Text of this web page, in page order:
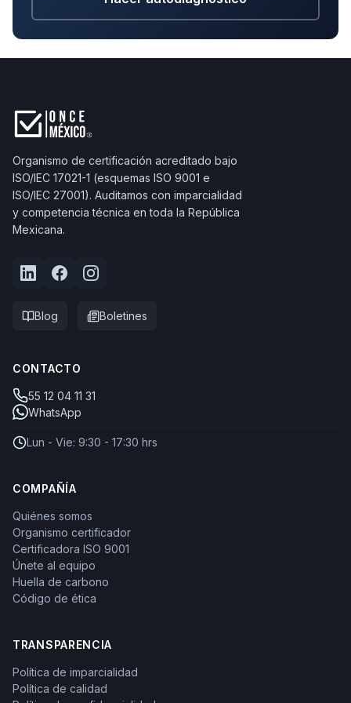
Organismo de certificación acreditado bajo
ISO/IEC 17021-1 (esquemas ISO 9001 e
ISO/IEC 27001). Auditamos con imparcialidad
y competencia técnica en toda la República
Mexicana.
Blog Boletines
CONTACTO
55 12 04 11 31
WhatsApp
Lun - Vie: 9:30 - 17:30 hrs
COMPAÑÍA
Quiénes somos
Organismo certificador
Certificadora ISO 9001
Únete al equipo
Huella de carbono
Código de ética
TRANSPARENCIA
Política de imparcialidad
Política de calidad